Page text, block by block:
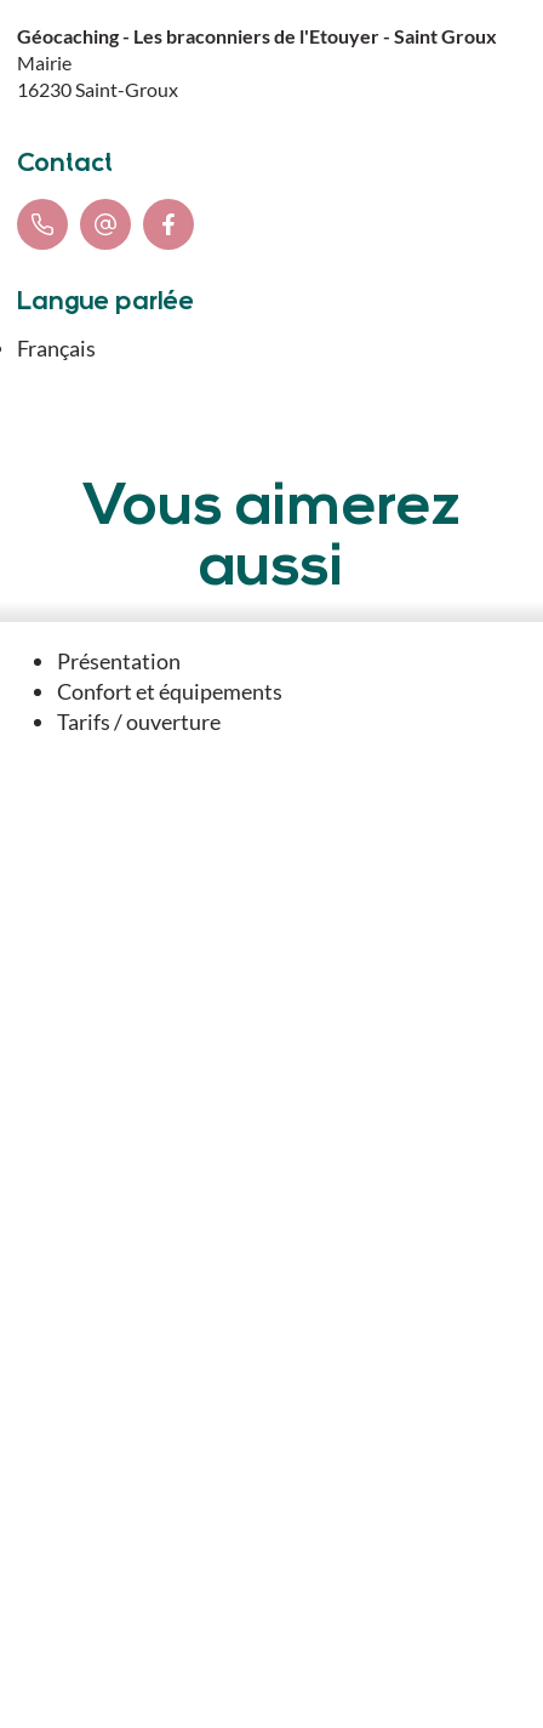
Présentation
Confort et équipements
Tarifs / ouverture
Géocaching - Les braconniers de l'Etouyer - Saint Groux
Mairie
16230Saint-Groux
Contact
Langue parlée
Français
Vous aimerez
aussi
EN LIEN AVEC